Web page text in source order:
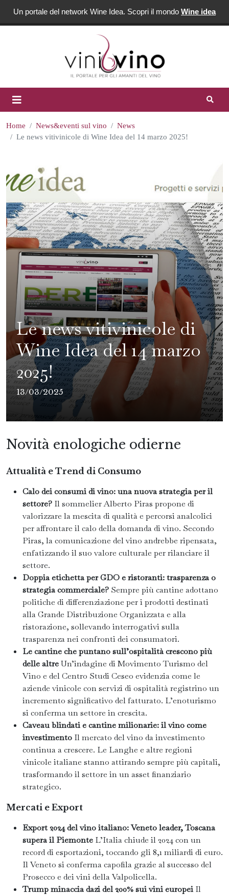
Un portale del network Wine Idea. Scopri il mondo Wine idea
Home News&eventi sul vino
News
Le news vitivinicole di Wine Idea del 14 marzo 2025!
Le news vitivinicole di
Wine Idea del 14 marzo
2025!
13/03/2025
Novità enologiche odierne
Attualità e Trend di Consumo
Calo dei consumi di vino: una nuova strategia per il
settore? Il sommelier Alberto Piras propone di
valorizzare la mescita di qualità e percorsi analcolici
per affrontare il calo della domanda di vino. Secondo
Piras, la comunicazione del vino andrebbe ripensata,
enfatizzando il suo valore culturale per rilanciare il
settore.
Doppia etichetta per GDO e ristoranti: trasparenza o
strategia commerciale? Sempre più cantine adottano
politiche di differenziazione per i prodotti destinati
alla Grande Distribuzione Organizzata e alla
ristorazione, sollevando interrogativi sulla
trasparenza nei confronti dei consumatori.
Le cantine che puntano sull’ospitalità crescono più
delle altreUn’indagine di Movimento Turismo del
Vino e del Centro Studi Ceseo evidenzia come le
aziende vinicole con servizi di ospitalità registrino un
incremento significativo del fatturato. L’enoturismo
si conferma un settore in crescita.
Caveau blindati e cantine milionarie: il vino come
investimento Il mercato del vino da investimento
continua a crescere. Le Langhe e altre regioni
vinicole italiane stanno attirando sempre più capitali,
trasformando il settore in un asset finanziario
strategico.
Mercati e Export
Export 2024 del vino italiano: Veneto leader, Toscana
supera il Piemonte L’Italia chiude il 2024 con un
record di esportazioni, toccando gli 8,1 miliardi di euro.
Il Veneto si conferma capofila grazie al successo del
Prosecco e dei vini della Valpolicella.
Trump minaccia dazi del 200% sui vini europeiIl